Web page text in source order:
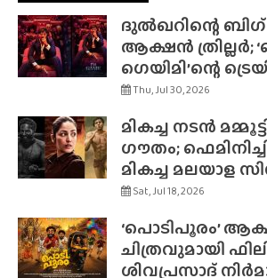
ദുൽഖറിന്റെ
ആക്ഷൻ
ഗെയിമി’ന്റെ
Thu, Jul 30, 2026
മികച്ച നടൻ
ഗൗതം;
മികച്ച മലയാള
Sat, Jul 18, 2026
‘പൊടിപൂരം’
ചിത്രവുമായി
ശിവപ്രസാദ്